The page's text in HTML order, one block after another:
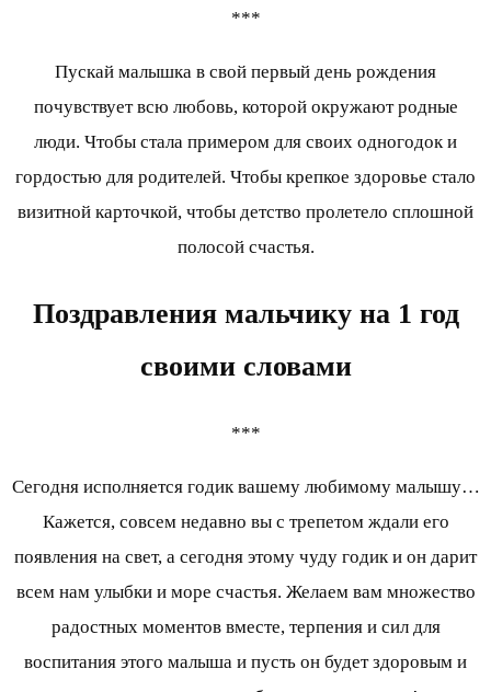
***
Пускай малышка в свой первый день рождения
почувствует всю любовь, которой окружают родные
люди. Чтобы стала примером для своих одногодок и
гордостью для родителей. Чтобы крепкое здоровье стало
визитной карточкой, чтобы детство пролетело сплошной
полосой счастья.
Поздравления мальчику на 1 год
своими словами
***
Сегодня исполняется годик вашему любимому малышу…
Кажется, совсем недавно вы с трепетом ждали его
появления на свет, а сегодня этому чуду годик и он дарит
всем нам улыбки и море счастья. Желаем вам множество
радостных моментов вместе, терпения и сил для
воспитания этого малыша и пусть он будет здоровым и